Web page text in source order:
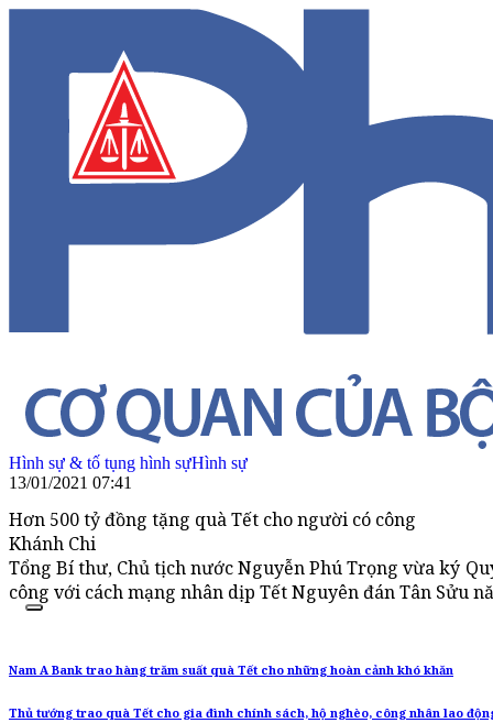
Hình sự & tố tụng hình sựHình sự
13/01/2021 07:41
Hơn 500 tỷ đồng tặng quà Tết cho người có công
Khánh Chi
Tổng Bí thư, Chủ tịch nước Nguyễn Phú Trọng vừa ký
công với cách mạng nhân dịp Tết Nguyên đán Tân Sửu
Nam A Bank trao hàng trăm suất quà Tết cho những hoàn cảnh khó khăn
Thủ tướng trao quà Tết cho gia đình chính sách, hộ nghèo, công nhân lao